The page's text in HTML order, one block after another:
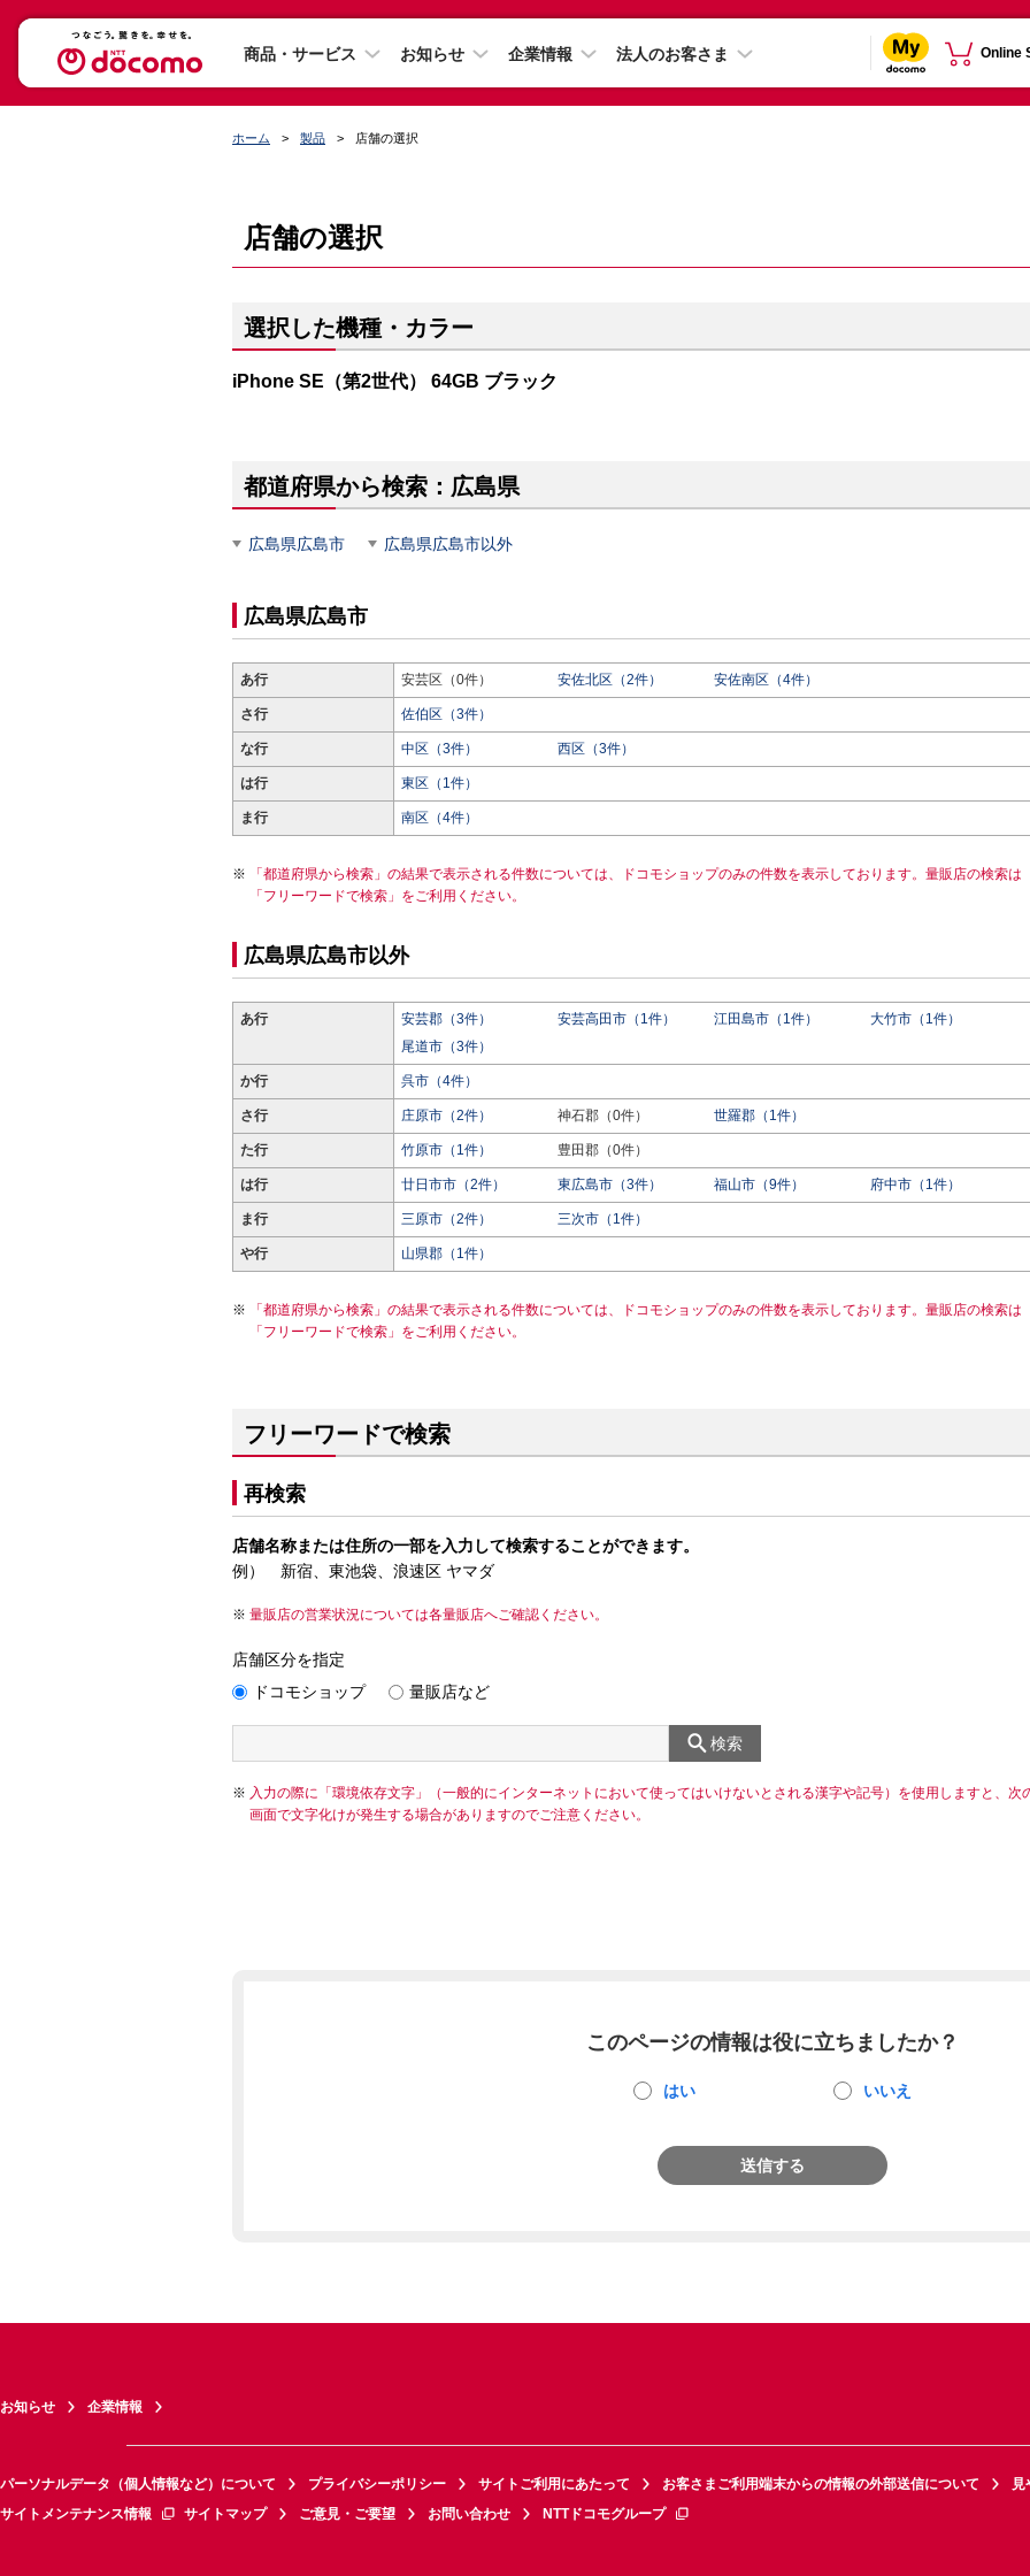
商品・サービス お知らせ 企業情報 法人のお客さま Online
ホーム 製品 店舗の選択
店舗の選択
選択した機種・カラー
iPhone SE（第2世代） 64GB ブラック
都道府県から検索：広島県
広島県広島市 広島県広島市以外
広島県広島市
あ行 安芸区（0件） 安佐北区（2件） 安佐南区（4件）
さ行 佐伯区（3件）
な行 中区（3件） 西区（3件）
は行 東区（1件）
ま行 南区（4件）
「都道府県から検索」の結果で表示される件数については、ドコモショップのみの件数を表示しております。量販店の検索は
「フリーワードで検索」をご利用ください。
広島県広島市以外
あ行 安芸郡（3件） 安芸高田市（1件） 江田島市（1件）
大竹市（1件）
尾道市（3件）
か行 呉市（4件）
さ行 庄原市（2件） 神石郡（0件） 世羅郡（1件）
た行 竹原市（1件） 豊田郡（0件）
は行 廿日市市（2件） 東広島市（3件） 福山市（9件） 府中市（1件）
ま行 三原市（2件） 三次市（1件）
や行 山県郡（1件）
「都道府県から検索」の結果で表示される件数については、ドコモショップのみの件数を表示しております。量販店の検索は
「フリーワードで検索」をご利用ください。
フリーワードで検索
再検索
店舗名称または住所の一部を入力して検索することができます。
例） 新宿、東池袋、浪速区 ヤマダ
量販店の営業状況については各量販店へご確認ください。
店舗区分を指定
ドコモショップ
量販店など
検索
入力の際に「環境依存文字」（一般的にインターネットにおいて使ってはいけないとされる漢字や記号）を使用しますと、次
画面で文字化けが発生する場合がありますのでご注意ください。
このページの情報は役に立ちましたか？
はい いいえ
送信する
お知らせ 企業情報
パーソナルデータ（個人情報など）について プライバシーポリシー サイトご利用にあたって お客さまご利用端末からの情報の外部送信について
見
サイトメンテナンス情報
サイトマップ ご意見・ご要望 お問い合わせ NTTドコモグループ